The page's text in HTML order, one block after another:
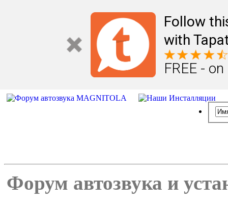
Follow
with
FREE -
Форум автозвука и